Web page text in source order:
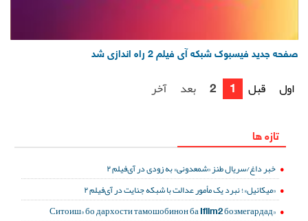
صفحه جدید فیسبوک شبکه آی فیلم 2 راه اندازی شد
اول قبل 1
2 بعد آخر
تازه ها
خبر داغ/سریال طنز «شمعدونی» به زودی در آی‌فیلم ۲
«میکائیل»؛ نبرد یک مأمور عدالت با شبکه جنایت در آی‌فیلم ۲
«Ситоиш» бо дархости тамошобинон ба Ifilm2 бозмегардад